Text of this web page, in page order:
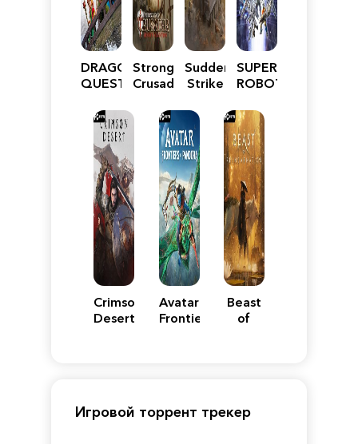
DRAGON
QUEST
Reimagined
Stronghold
Crusader:
Edition
Sudden
Strike
SUPER
ROBOT
Y
Crimson
Desert
Avatar:
Frontiers
Beast
of
Игровой торрент трекер